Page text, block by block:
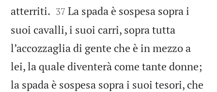
atterriti. 

37 La spada è sospesa sopra i
suoi cavalli, i suoi carri, sopra tutta
l’accozzaglia di gente che è in mezzo a
lei, la quale diventerà come tante donne;
la spada è sospesa sopra i suoi tesori, che